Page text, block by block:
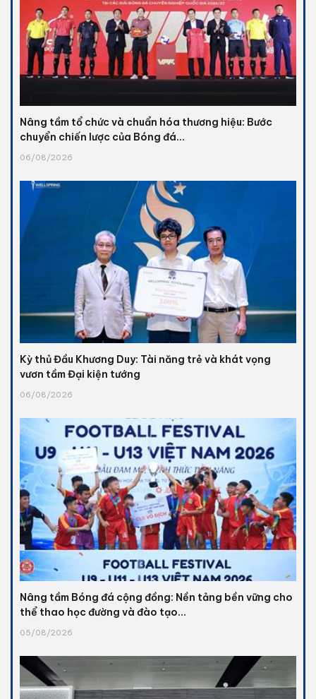
Nâng tầm tổ chức và chuẩn hóa thương hiệu: Bước
chuyển chiến lược của Bóng đá...
06/08/2026
Kỳ thủ Đầu Khương Duy: Tài năng trẻ và khát vọng
vươn tầm Đại kiện tướng
06/08/2026
Nâng tầm Bóng đá cộng đồng: Nền tảng bền vững cho
thể thao học đường và đào tạo...
05/08/2026